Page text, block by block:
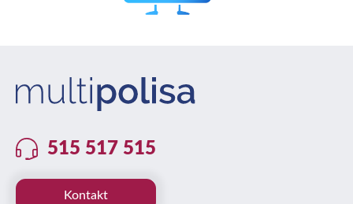
515 517 515
Kontakt